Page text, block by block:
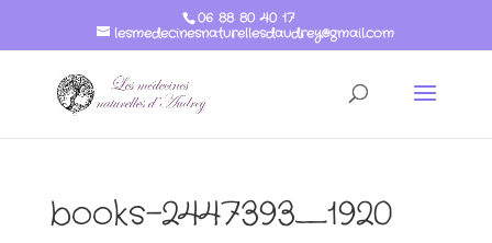
06 88 80 40 17
lesmedecinesnaturellesdaudrey@gmail.com
books-2447393_1920